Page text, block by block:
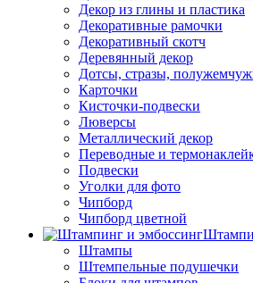
Декор из глины и пластика
Декоративные рамочки
Декоративный скотч
Деревянный декор
Дотсы, стразы,
Карточки
Кисточки-подвески
Люверсы
Металлический декор
Переводные и
Подвески
Уголки для фото
Чипборд
Чипборд цветной
Штампы
Штемпельные подушечки